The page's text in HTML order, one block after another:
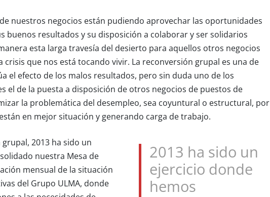
nuestros negocios están pudiendo aprovechar las oportunidades
buenos resultados y su disposición a colaborar y ser solidarios
esta larga travesía del desierto para aquellos otros negocios
crisis que nos está tocando vivir. La reconversión grupal es una de
el efecto de los malos resultados, pero sin duda uno de los
el de la puesta a disposición de otros negocios de puestos de
la problemática del desempleo, sea coyuntural o estructural, por
en mejor situación y generando carga de trabajo.
2013 ha sido un
ejercicio donde
hemos
2013 ha sido un
nuestra Mesa de
mensual de la situación
del Grupo ULMA, donde